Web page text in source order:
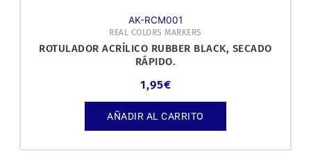
AK-RCM001
REAL COLORS MARKERS
ROTULADOR ACRÍLICO RUBBER BLACK, SECADO
RÁPIDO.
1,95€
AÑADIR AL CARRITO